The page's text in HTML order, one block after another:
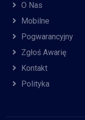
O Nas
Mobilne
Pogwarancyjny
Zgłoś Awarię
Kontakt
Polityka